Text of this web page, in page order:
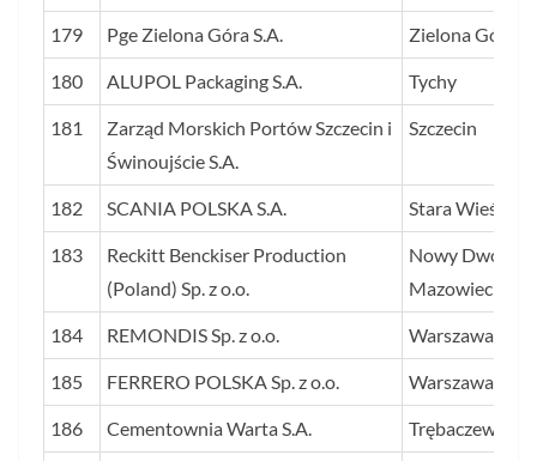
179 Pge Zielona Góra S.A. Zielona Góra
180 ALUPOL Packaging S.A. Tychy
181
Zarząd Morskich Portów Szczecin i
Świnoujście S.A.
Szczecin
182 SCANIA POLSKA S.A. Stara Wieś
183
Reckitt Benckiser Production
(Poland) Sp. z o.o.
Nowy Dwór
Mazowiecki
184 REMONDIS Sp. z o.o. Warszawa
185 FERRERO POLSKA Sp. z o.o. Warszawa
186 Cementownia Warta S.A. Trębaczew